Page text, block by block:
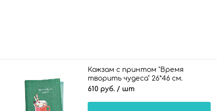
Кожзам с принтом "Время
творить чудеса" 26*46 см.
тиснение Твид, изумрудно-
610 руб. / шт